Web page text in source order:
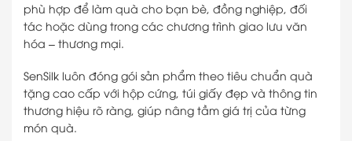
phù hợp để làm quà cho bạn bè, đồng nghiệp, đối
tác hoặc dùng trong các chương trình giao lưu văn
hóa – thương mại.
SenSilk luôn đóng gói sản phẩm theo tiêu chuẩn quà
tặng cao cấp với hộp cứng, túi giấy đẹp và thông tin
thương hiệu rõ ràng, giúp nâng tầm giá trị của từng
món quà.